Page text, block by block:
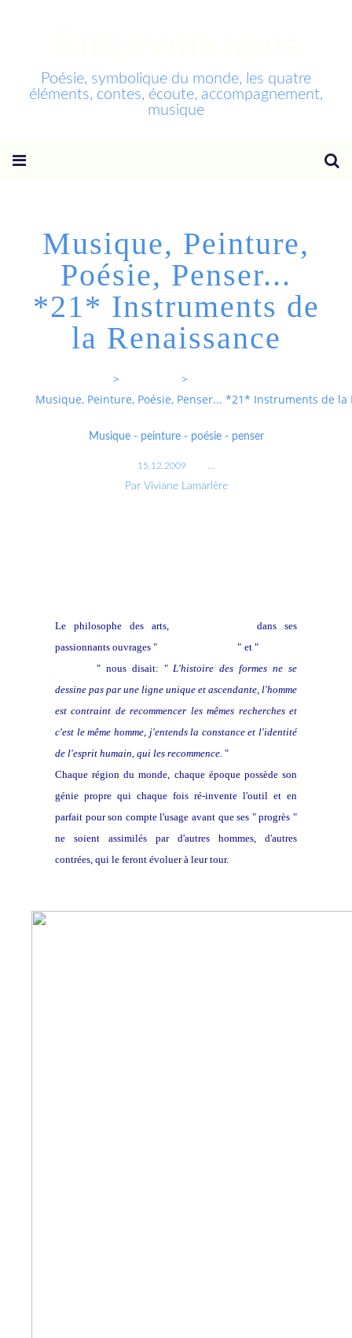
Poésie, symbolique du monde, les quatre
éléments, contes, écoute, accompagnement,
musique
Musique, Peinture,
Poésie, Penser...
*21* Instruments de
la Renaissance
>
>
Musique, Peinture, Poésie, Penser... *21* Instruments de la
Musique - peinture - poésie - penser
15.12.2009
Par Viviane Lamarlère
Le philosophe des arts,
dans ses
passionnants ouvrages "
" et "Eloge de
" nous disait: " L'histoire des formes ne se
dessine pas par une ligne unique et ascendante, l'homme
est contraint de recommencer les mêmes recherches et
c'est le même homme, j'entends la constance et l'identité
de l'esprit humain, qui les recommence. "
Chaque région du monde, chaque époque possède son
génie propre qui chaque fois ré-invente l'outil et en
parfait pour son compte l'usage avant que ses " progrès "
ne soient assimilés par d'autres hommes, d'autres
contrées, qui le feront évoluer à leur tour.